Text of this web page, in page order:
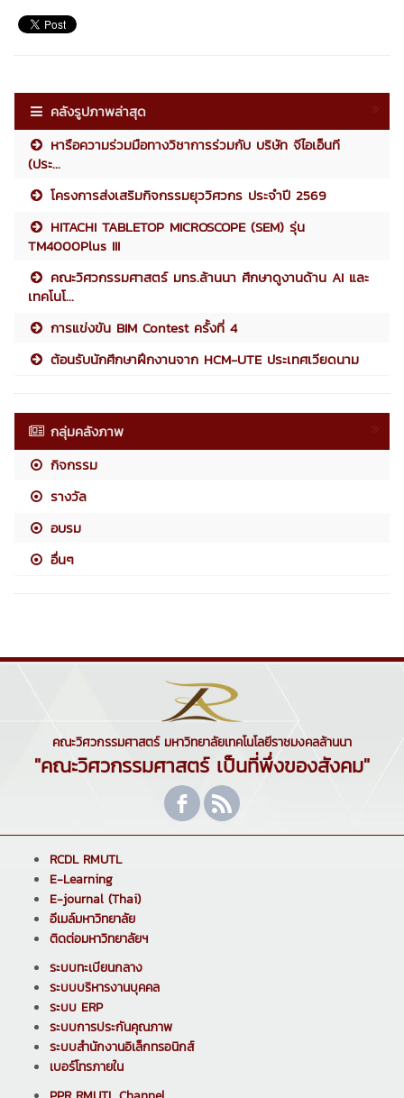
คลังรูปภาพล่าสุด
หารือความร่วมมือทางวิชาการร่วมกับ บริษัท จีไอเอ็นที
(ประ...
โครงการส่งเสริมกิจกรรมยุววิศวกร ประจำปี 2569
HITACHI TABLETOP MICROSCOPE (SEM) รุ่น
TM4000Plus III
คณะวิศวกรรมศาสตร์ มทร.ล้านนา ศึกษาดูงานด้าน AI และ
เทคโนโ...
การแข่งขัน BIM Contest ครั้งที่ 4
ต้อนรับนักศึกษาฝึกงานจาก HCM-UTE ประเทศเวียดนาม
กลุ่มคลังภาพ
กิจกรรม
รางวัล
อบรม
อื่นๆ
คณะวิศวกรรมศาสตร์ มหาวิทยาลัยเทคโนโลยีราชมงคลล้านนา
"คณะวิศวกรรมศาสตร์ เป็นที่พึ่งของสังคม"
RCDL RMUTL
E-Learning
E-journal (Thai)
อีเมล์มหาวิทยาลัย
ติดต่อมหาวิทยาลัยฯ
ระบบทะเบียนกลาง
ระบบบริหารงานบุคคล
ระบบ ERP
ระบบการประกันคุณภาพ
ระบบสำนักงานอิเล็กทรอนิกส์
เบอร์โทรภายใน